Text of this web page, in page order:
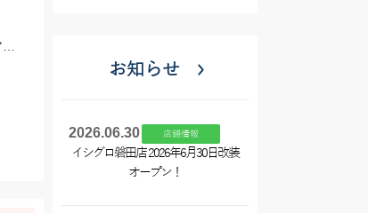
お知らせ
2026.06.30 店舗情報
イシグロ磐田店 2026年6月30日改装
オープン！